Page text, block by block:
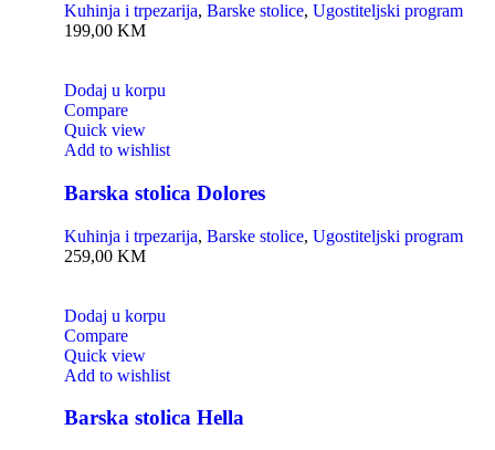
Kuhinja i trpezarija, Barske stolice, Ugostiteljski program
199,00 KM
Dodaj u korpu
Compare
Quick view
Add to wishlist
Barska stolica Dolores
Kuhinja i trpezarija, Barske stolice, Ugostiteljski program
259,00 KM
Dodaj u korpu
Compare
Quick view
Add to wishlist
Barska stolica Hella